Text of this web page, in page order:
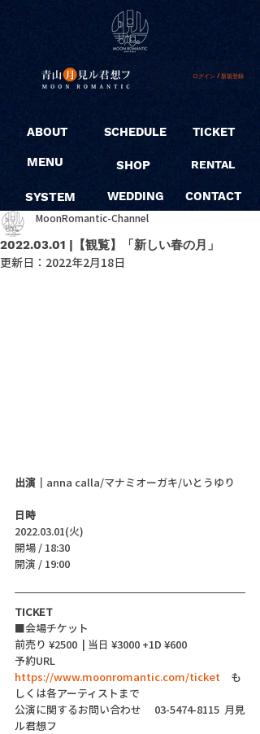
ログイン / 新規登録
ABOUT
MENU
SYSTEM
SCHEDULE
SHOP
WEDDING
TICKET
RENTAL
CONTACT
2022.03.01 |【観覧】「新しい春の月」
MoonRomantic-Channel
更新日： 2022年2月18日
出演｜ anna calla/マナミオーガキ/いとうゆり
日時
2022.03.01(火)
開場 / 18:30
開演 / 19:00
TICKET
■会場チケット
前売り ¥2500  | 当日 ¥3000 +1D ¥600
予約URL
https://www.moonromantic.com/ticket も
しくは各アーティストまで
公演に関するお問い合わせ 　03-5474-8115  月見
ル君想フ